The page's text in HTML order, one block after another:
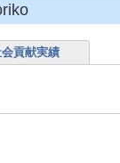
貢献実績